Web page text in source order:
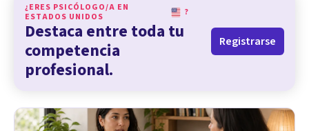
¿ERES PSICÓLOGO/A EN
ESTADOS UNIDOS
?
Destaca entre toda tu
competencia
profesional.
Registrarse